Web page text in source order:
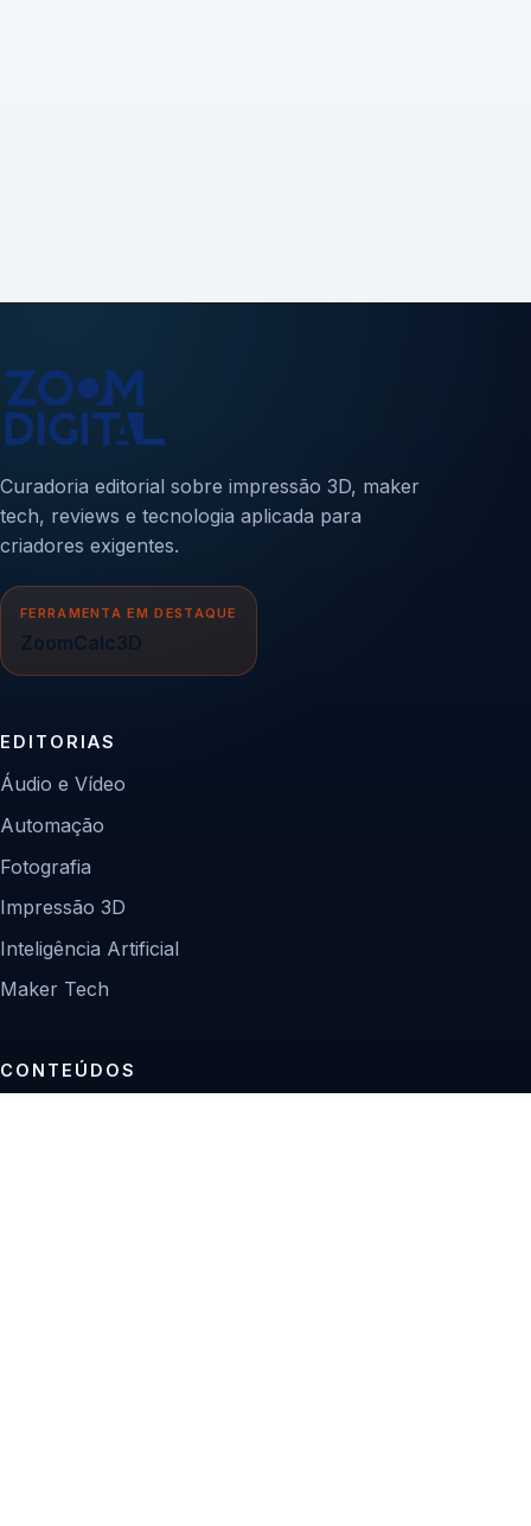
Curadoria editorial sobre impressão 3D, maker
tech, reviews e tecnologia aplicada para
criadores exigentes.
FERRAMENTA EM DESTAQUE
ZoomCalc3D
EDITORIAS
Áudio e Vídeo
Automação
Fotografia
Impressão 3D
Inteligência Artificial
Maker Tech
CONTEÚDOS